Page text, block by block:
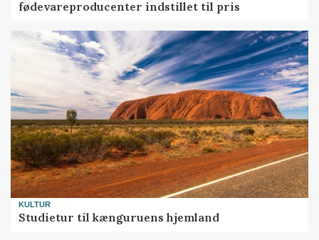
fødevareproducenter indstillet til pris
KULTUR
Studietur til kænguruens hjemland